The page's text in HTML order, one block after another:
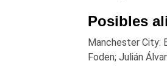
Posibles
Manchester City:
Foden; Julián